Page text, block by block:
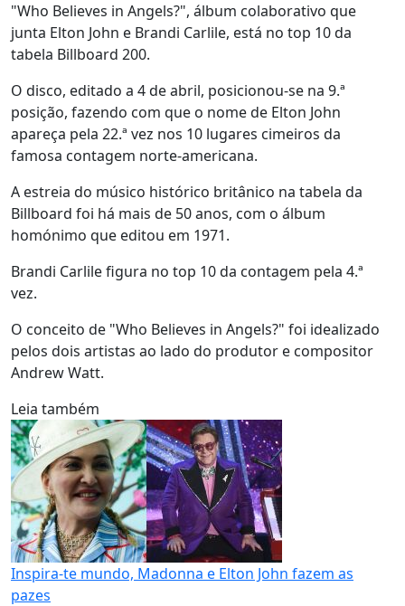
"Who Believes in Angels?", álbum colaborativo que
junta Elton John e Brandi Carlile, está no top 10 da
tabela Billboard 200.
O disco, editado a 4 de abril, posicionou-se na 9.ª
posição, fazendo com que o nome de Elton John
apareça pela 22.ª vez nos 10 lugares cimeiros da
famosa contagem norte-americana.
A estreia do músico histórico britânico na tabela da
Billboard foi há mais de 50 anos, com o álbum
homónimo que editou em 1971.
Brandi Carlile figura no top 10 da contagem pela 4.ª
vez.
O conceito de "Who Believes in Angels?" foi idealizado
pelos dois artistas ao lado do produtor e compositor
Andrew Watt.
Leia também
Inspira-te mundo, Madonna e Elton John fazem as
pazes